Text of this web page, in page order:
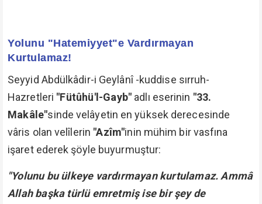
Yolunu "Hatemiyyet"e Vardırmayan
Kurtulamaz!
Seyyid Abdülkâdir-i Geylânî -kuddise sırruh-
Hazretleri "Fütûhü'l-Gayb" adlı eserinin "33.
Makâle"sinde velâyetin en yüksek derecesinde
vâris olan velîlerin "Azîm"inin mühim bir vasfına
işaret ederek şöyle buyurmuştur:
"Yolunu bu ülkeye vardırmayan kurtulamaz. Ammâ
Allah başka türlü emretmiş ise bir şey de